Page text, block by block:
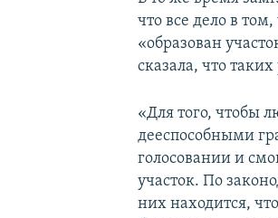
что все дело в
«образован
сказала, что таких
«Для того, чтобы
дееспособными
голосовании и
участок. По
них находится,